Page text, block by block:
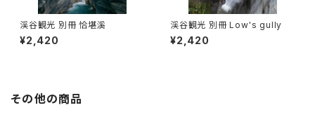
渓谷観光 別冊 恰堪溪
¥2,420
渓谷観光 別冊 Low's gully
¥2,420
その他の商品